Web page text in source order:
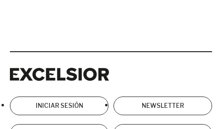
INICIAR SESIÓN NEWSLETTER